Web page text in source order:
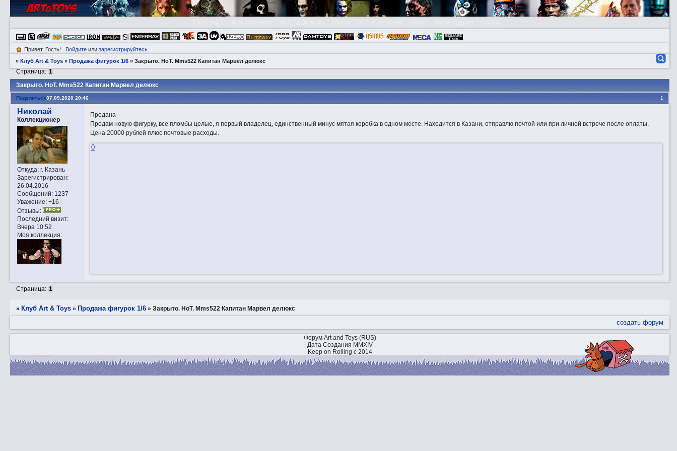
Привет, Гость! Войдитеили зарегистрируйтесь.
»Клуб Art & Toys »Продажа фигурок 1/6 »Закрытo. HоT. Mms522 Капитан Марвел делюкс
Закрытo. HоT. Mms522 Капитан Марвел делюкс
Страница: 1
Поделиться 1
07.09.2020 20:46
Николай
Коллекционер
Откуда:г. Казань
Зарегистрирован:
26.04.2016
Сообщений:1237
Уважение: +16
Отзывы:
Последний визит:
Вчера 10:52
Моя коллекция:
Продана
Продам новую фигурку, все пломбы целые, я первый владелец, единственный минус мятая коробка в одном месте. Находится в Казани, отправлю почтой или при личной встрече после оплаты.
Цена 20000 рублей плюс почтовые расходы.
0
Страница: 1
» Клуб Art & Toys » Продажа фигурок 1/6 »Закрытo. HоT. Mms522 Капитан Марвел делюкс
создать форум
Форум Art and Toys (RUS)
Дата Создания MMXIV
Keep on Rolling с 2014